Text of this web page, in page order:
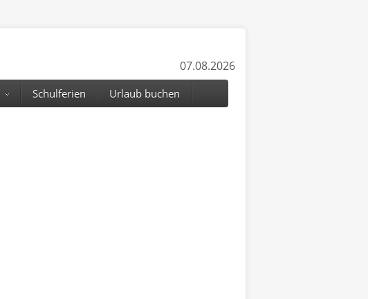
07.08.2026
Schulferien Urlaub buchen